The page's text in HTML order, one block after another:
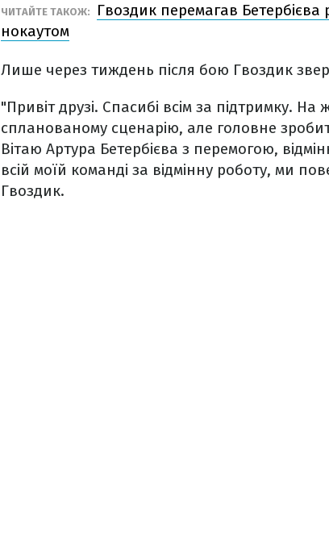
ЧИТАЙТЕ ТАКОЖ:
Гвоздик перемагав
нокаутом
Лише через тиждень після бою Гвоздик
"Привіт друзі. Спасибі всім за підтримку.
спланованому сценарію, але головне
Вітаю Артура Бетербієва з перемогою,
всій моїй команді за відмінну роботу, ми
Гвоздик.